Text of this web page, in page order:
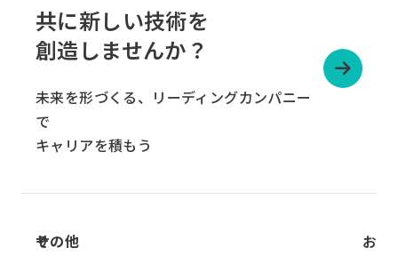
共に新しい技術を
創造しませんか？
未来を形づくる、リーディングカンパニー
で
キャリアを積もう
ル
ー
プ
リ
ン
ク
サ
その他
お